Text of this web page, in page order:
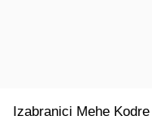
Izabranici Mehe